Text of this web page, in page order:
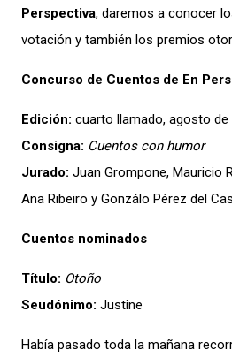
Perspectiva, daremos a conocer
votación y también los premios
Concurso de Cuentos de En
Edición: cuarto llamado, agosto de
Consigna: Cuentos con humor
Jurado: Juan Grompone, Mauricio
Ana Ribeiro y Gonzálo Pérez del
Cuentos nominados
Título: Otoño
Seudónimo: Justine
Había pasado toda la mañana